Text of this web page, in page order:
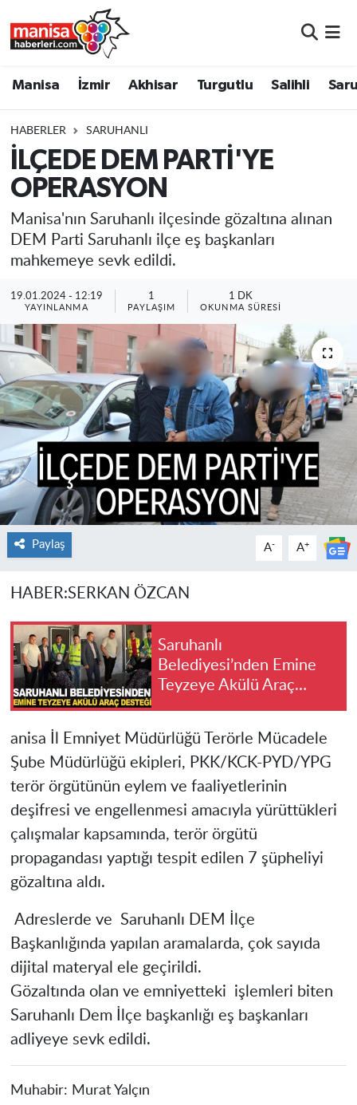
Manisa İzmir Akhisar Turgutlu Salihli
HABERLER SARUHANLI
İLÇEDE DEM PARTİ'YE
OPERASYON
Manisa'nın Saruhanlı ilçesinde gözaltına alınan
DEM Parti Saruhanlı ilçe eş başkanları
mahkemeye sevk edildi.
19.01.2024 - 12:19
YAYINLANMA
1
PAYLAŞIM
1 DK
OKUNMA SÜRESI
Paylaş A- A+
HABER:SERKAN ÖZCAN
Saruhanlı
Belediyesi’nden Emine
Teyzeye Akülü Araç
anisa İl Emniyet Müdürlüğü Terörle Mücadele
Şube Müdürlüğü ekipleri, PKK/KCK-PYD/YPG
terör örgütünün eylem ve faaliyetlerinin
deşifresi ve engellenmesi amacıyla yürüttükleri
çalışmalar kapsamında, terör örgütü
propagandası yaptığı tespit edilen 7 şüpheliyi
gözaltına aldı.
Adreslerde ve Saruhanlı DEM İlçe
Başkanlığında yapılan aramalarda, çok sayıda
dijital materyal ele geçirildi.
Gözaltında olan ve emniyetteki işlemleri biten
Saruhanlı Dem İlçe başkanlığı eş başkanları
adliyeye sevk edildi.
Muhabir: Murat Yalçın
Turgutlu
Salihli
Saruhanlı
Soma
Resmi İlanlar
Manisa Nöbetçi Eczaneler
Manisa Trafik Yoğunluk Haritası
Süper Lig Puan Durumu ve Fikstür
Tüm Manşetler
Son Dakika Haberleri
Haber Arşivi